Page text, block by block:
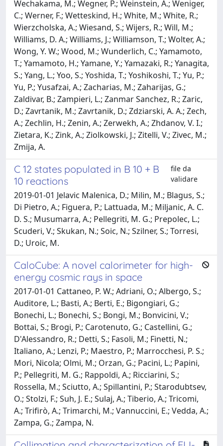
C 12 states populated in B 10 + B
10 reactions
file da
validare
2019-01-01 Jelavic Malenica, D.; Milin, M.; Blagus, S.;
Di Pietro, A.; Figuera, P.; Lattuada, M.; Miljanic, A. C.
D. S.; Musumarra, A.; Pellegriti, M. G.; Prepolec, L.;
Scuderi, V.; Skukan, N.; Soic, N.; Szilner, S.; Torresi,
D.; Uroic, M.
CaloCube: A novel calorimeter for high-
energy cosmic rays in space
2017-01-01 Cattaneo, P. W.; Adriani, O.; Albergo, S.;
Auditore, L.; Basti, A.; Berti, E.; Bigongiari, G.;
Bonechi, L.; Bonechi, S.; Bongi, M.; Bonvicini, V.;
Bottai, S.; Brogi, P.; Carotenuto, G.; Castellini, G.;
D'Alessandro, R.; Detti, S.; Fasoli, M.; Finetti, N.;
Italiano, A.; Lenzi, P.; Maestro, P.; Marrocchesi, P. S.;
Mori, Nicola; Olmi, M.; Orzan, G.; Pacini, L.; Papini,
P.; Pellegriti, M. G.; Rappoldi, A.; Ricciarini, S.;
Rossella, M.; Sciutto, A.; Spillantini, P.; Starodubtsev,
O.; Stolzi, F.; Suh, J. E.; Sulaj, A.; Tiberio, A.; Tricomi,
A.; Trifirò, A.; Trimarchi, M.; Vannuccini, E.; Vedda, A.;
Zampa, G.; Zampa, N.